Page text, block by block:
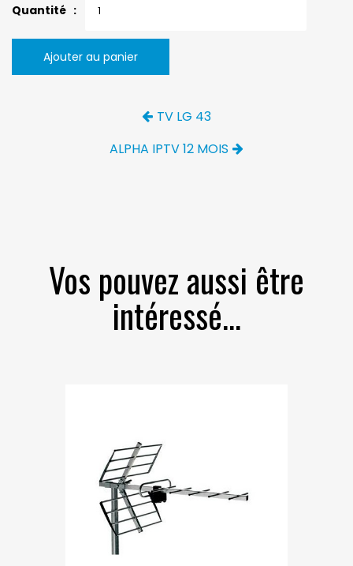
Quantité :
Ajouter au panier
TV LG 43
ALPHA IPTV 12 MOIS
Vos pouvez aussi être
intéressé...